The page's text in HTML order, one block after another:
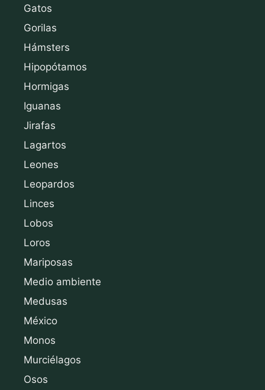
Gatos
Gorilas
Hámsters
Hipopótamos
Hormigas
Iguanas
Jirafas
Lagartos
Leones
Leopardos
Linces
Lobos
Loros
Mariposas
Medio ambiente
Medusas
México
Monos
Murciélagos
Osos